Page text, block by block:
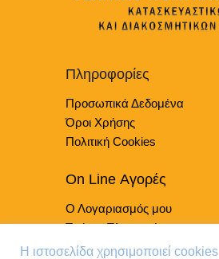
μπορούν
επιλεγούν
σελίδα
του
προϊόντος
Πληροφορίες
Προσωπικά Δεδομένα
Όροι Χρήσης
Πολιτική Cookies
On Line Αγορές
Ο Λογαριασμός μου
Τρόποι Πληρωμής
Τρόποι Παράδοσης
Η ιστοσελίδα χρησιμοποιεί cookies